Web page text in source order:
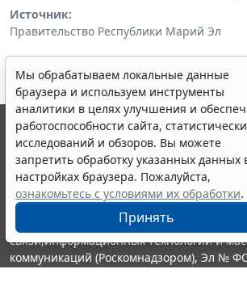
Источник:
Правительство Республики Марий Эл
Мы обрабатываем локальные данные
браузера и используем инструменты
аналитики в целях улучшения и
работоспособности сайта,
исследований и обзоров. Вы можете
запретить обработку указанных данных
настройках браузера. Пожалуйста,
ознакомьтесь с условиями их обработки.
Принять
© ООО "НПП "ГАРАНТ-СЕРВИС", 2026.
выпускается с 1990 года. Компания
являются участниками Российской
информации ГАРАНТ.
Портал ГАРАНТ.РУ зарегистрирован в
издания Федеральной службой по
связи,информационных технологий и
коммуникаций (Роскомнадзором), Эл №